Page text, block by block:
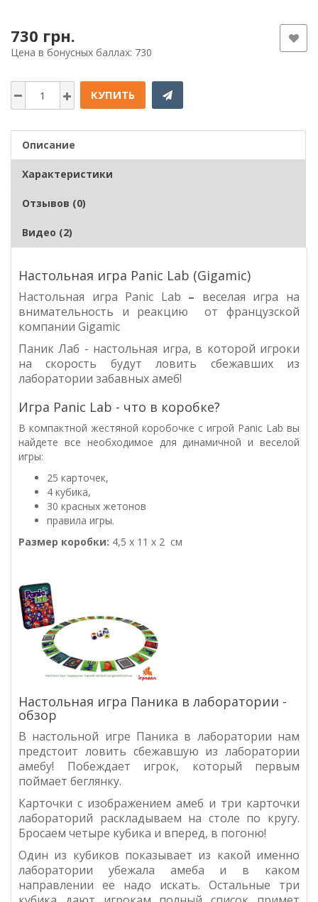
730 грн.
Цена в бонусных баллах: 730
КУПИТЬ
Описание
Характеристики
Отзывов (0)
Видео (2)
Настольная игра Panic Lab (Gigamic)
Настольная игра Panic Lab – веселая игра на
внимательность и реакцию от французской
компании Gigamic
Паник Лаб - настольная игра, в которой игроки
на скорость будут ловить сбежавших из
лаборатории забавных амеб!
Игра Panic Lab - что в коробке?
В компактной жестяной коробочке с игрой Panic Lab вы
найдете все необходимое для динамичной и веселой
игры:
25 карточек,
4 кубика,
30 красных жетонов
правила игры.
Размер коробки: 4,5 x 11 x 2 см
Настольная игра Паника в лаборатории -
обзор
В настольной игре Паника в лаборатории нам
предстоит ловить сбежавшую из лаборатории
амебу! Побеждает игрок, который первым
поймает беглянку.
Карточки с изображением амеб и три карточки
лабораторий раскладываем на столе по кругу.
Бросаем четыре кубика и вперед, в погоню!
Один из кубиков показывает из какой именно
лаборатории убежала амеба и в каком
направлении ее надо искать. Остальные три